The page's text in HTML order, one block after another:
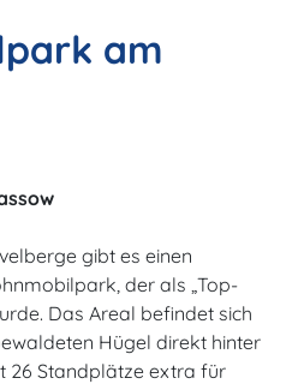
am
gibt es einen
der als „Top-
Das Areal befindet sich
Hügel direkt hinter
26 Standplätze extra für